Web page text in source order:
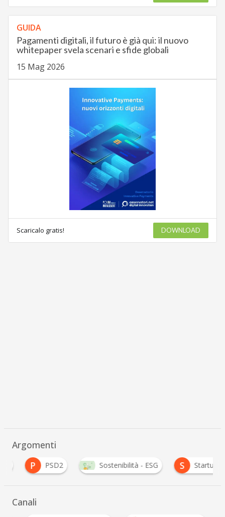
GUIDA
Pagamenti digitali, il futuro è già qui: il nuovo
whitepaper svela scenari e sfide globali
15 Mag 2026
Scaricalo gratis! DOWNLOAD
Argomenti
PSD2 Sostenibilità - ESG Startup
Canali